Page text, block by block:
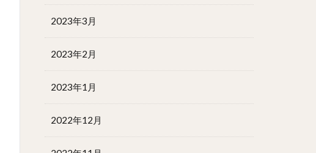
2023年3月
2023年2月
2023年1月
2022年12月